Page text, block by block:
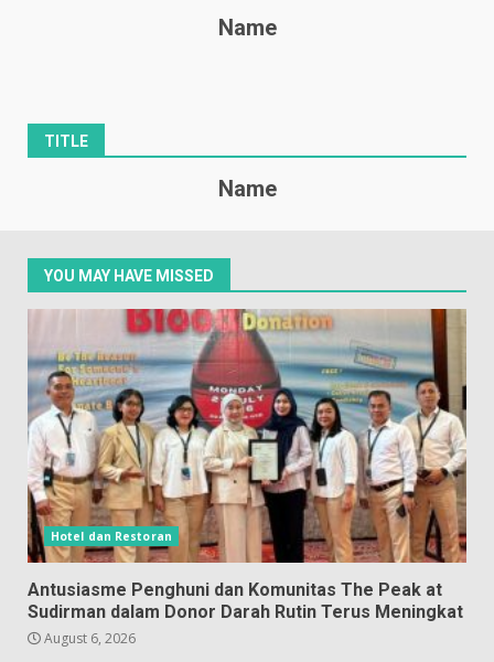
Name
TITLE
Name
YOU MAY HAVE MISSED
Hotel dan Restoran
Antusiasme Penghuni dan Komunitas The Peak at
Sudirman dalam Donor Darah Rutin Terus Meningkat
August 6, 2026